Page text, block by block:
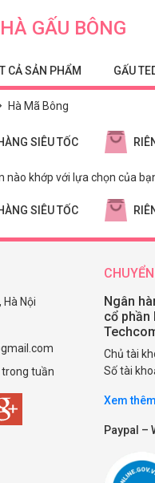
GẤU BÔNG
CẢ SẢN PHẨM GẤU
Hà Mã Bông
SIÊU TỐC
nào khớp với lựa chọn của
SIÊU TỐC
Nội
trong tuần
Ngân
cổ phần
Chủ tài
Số tài
Xem
Paypal –